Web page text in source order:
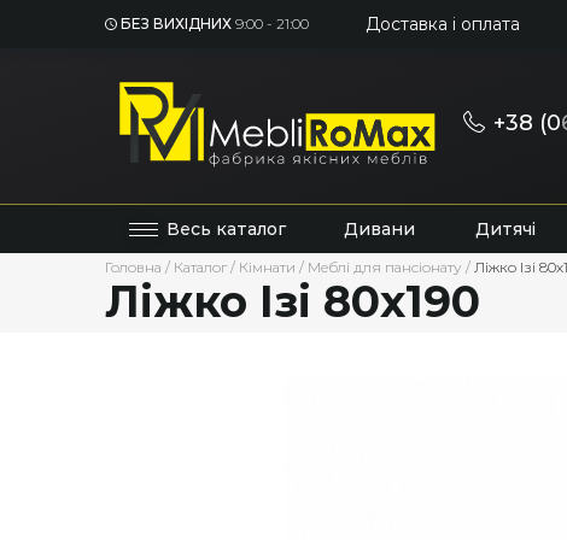
БЕЗ ВИХІДНИХ 9:00 - 21:00 Доставка і оплата
+38 (0
Весь каталог Дивани Дитячі
Головна / Каталог / Кімнати / Меблі для пансіонату / Ліжко Ізі
Ліжко Ізі 80х190